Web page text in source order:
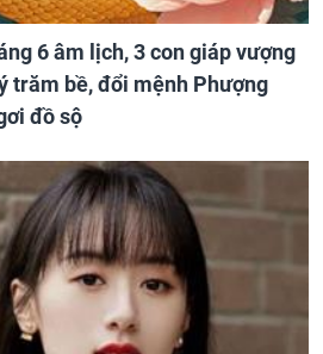
6 âm lịch, 3 con giáp vượng
trăm bề, đổi mệnh Phượng
đồ sộ